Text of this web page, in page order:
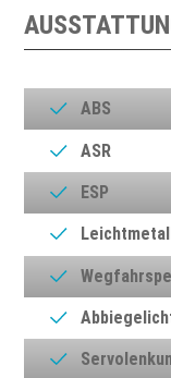
ABS
ASR
ESP